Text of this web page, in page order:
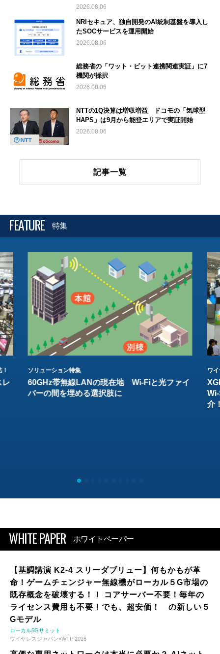
2026.08.06
NRIセキュア、独自開発のAI統制基盤を導入し
たSOCサービスを運用開始
2026.08.06
総務省の「ワット・ビット連携関連実証」に7
機関が採択
2026.08.06
NTTの1Q決算は増収増益 ドコモの「気球型
HAPS」は9月から能登エリアで実証開始
2026.08.06
記事一覧
FEATURE 特集
レ
ソリューション特集
60GHz帯無線LANの現在地 Wi-Fiと光ファイ
バーの間を埋める選択肢に
ワ
介
WHITE PAPER ホワイトペーパー
【基調講演 K2-4 スリーダブリュー】何もかもが革
命！ゲームチェンジャー無線機がローカル５G市場の
既存概念を破壊する！！ コアサーバー不要！毎年の
ライセンス費用も不要！でも、超安価！ の新しい５
Gモデル
ローカル5Gサミット
ワイヤレスジャパン×WTP 2026